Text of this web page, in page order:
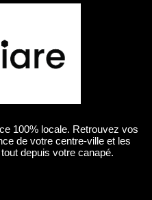
100% locale. Retrouvez vos
de votre centre-ville et les
depuis votre canapé.